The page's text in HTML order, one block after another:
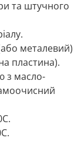
та штучного
металевий)
пластина).
з масло-